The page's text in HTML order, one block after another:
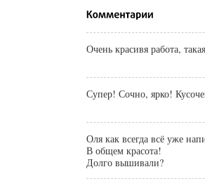
Очень красивя работа,
Супер! Сочно, ярко!
Оля как всегда всё уже
В общем красота!
Долго вышивали?